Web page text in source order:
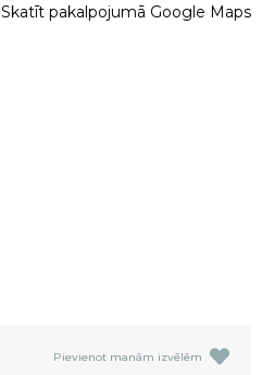
Skatīt pakalpojumā Google Maps
Pievienot manām izvēlēm